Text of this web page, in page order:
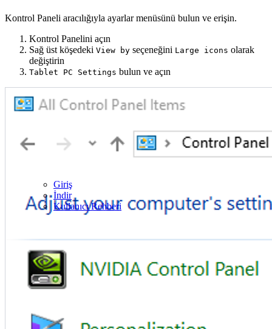
Giriş
İndir
Kullanıcı Rehberi
Kontrol Paneli aracılığıyla ayarlar menüsünü bulun ve erişin.
Kontrol Panelini açın
Sağ üst köşedeki View by seçeneğini Large icons olarak
değiştirin
Tablet PC Settings bulun ve açın